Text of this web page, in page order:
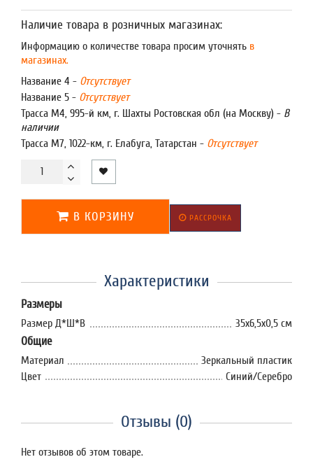
Наличие товара в розничных магазинах:
Информацию о количестве товара просим уточнять в
магазинах.
Название 4 - Отсутствует
Название 5 - Отсутствует
Трасса М4, 995-й км, г. Шахты Ростовская обл (на Москву) - В
наличии
Трасса М7, 1022-км, г. Елабуга, Татарстан - Отсутствует
В КОРЗИНУ РАССРОЧКА
Характеристики
Размеры
Размер Д*Ш*В 35х6,5х0,5 см
Общие
Материал
Зеркальный пластик
Цвет
Синий/Серебро
Отзывы (0)
Нет отзывов об этом товаре.